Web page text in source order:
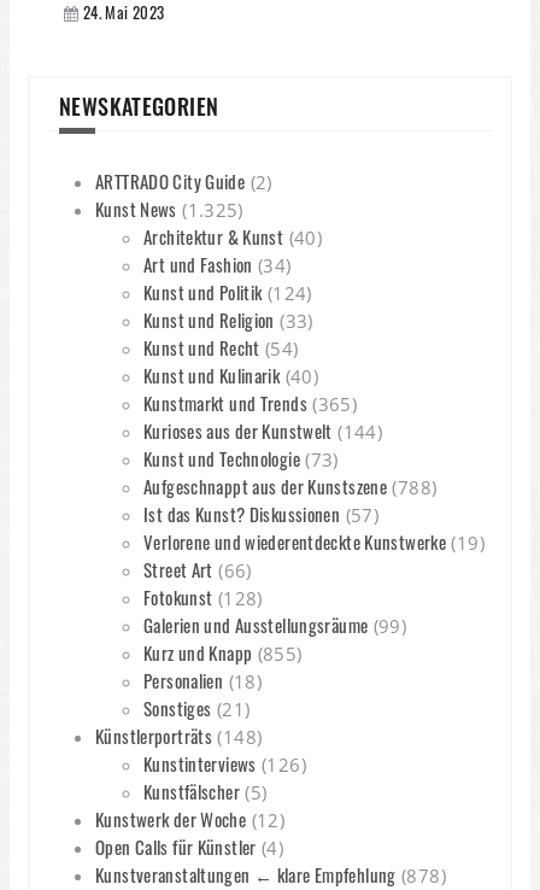
24. Mai 2023
NEWSKATEGORIEN
ARTTRADO City Guide (2)
Kunst News (1.325)
Architektur & Kunst (40)
Art und Fashion (34)
Kunst und Politik(124)
Kunst und Religion (33)
Kunst und Recht (54)
Kunst und Kulinarik(40)
Kunstmarkt und Trends(365)
Kurioses aus der Kunstwelt (144)
Kunst und Technologie(73)
Aufgeschnappt aus der Kunstszene (788)
Ist das Kunst? Diskussionen (57)
Verlorene und wiederentdeckte Kunstwerke (19)
Street Art (66)
Fotokunst (128)
Galerien und Ausstellungsräume (99)
Kurz und Knapp (855)
Personalien (18)
Sonstiges (21)
Künstlerporträts (148)
Kunstinterviews (126)
Kunstfälscher(5)
Kunstwerk der Woche (12)
Open Calls für Künstler (4)
Kunstveranstaltungen ← klare Empfehlung (878)